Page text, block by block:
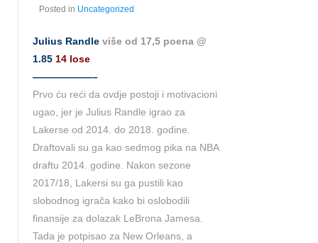
Posted in Uncategorized
Julius Randle više od 17,5 poena @
1.85 14 lose
——————–
Prvo ću reći da ovdje postoji i motivacioni
ugao, jer je Julius Randle igrao za
Lakerse od 2014. do 2018. godine.
Draftovali su ga kao sedmog pika na NBA
draftu 2014. godine. Nakon sezone
2017/18, Lakersi su ga pustili kao
slobodnog igrača kako bi oslobodili
finansije za dolazak LeBrona Jamesa.
Tada je potpisao za New Orleans, a